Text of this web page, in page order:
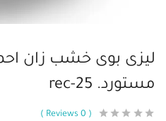
ليزى بوى خشب زان
مستورد. rec-25
0